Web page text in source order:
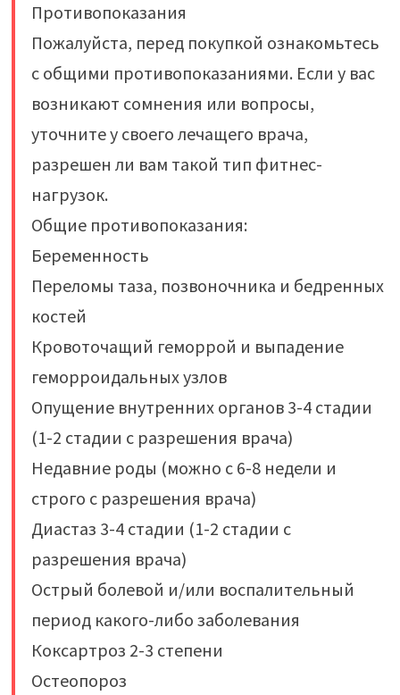
Противопоказания
Пожалуйста, перед покупкой ознакомьтесь
с общими противопоказаниями. Если у вас
возникают сомнения или вопросы,
уточните у своего лечащего врача,
разрешен ли вам такой тип фитнес-
нагрузок.
Общие противопоказания:
Беременность
Переломы таза, позвоночника и бедренных
костей
Кровоточащий геморрой и выпадение
геморроидальных узлов
Опущение внутренних органов 3-4 стадии
(1-2 стадии с разрешения врача)
Недавние роды (можно с 6-8 недели и
строго с разрешения врача)
Диастаз 3-4 стадии (1-2 стадии с
разрешения врача)
Острый болевой и/или воспалительный
период какого-либо заболевания
Коксартроз 2-3 степени
Остеопороз